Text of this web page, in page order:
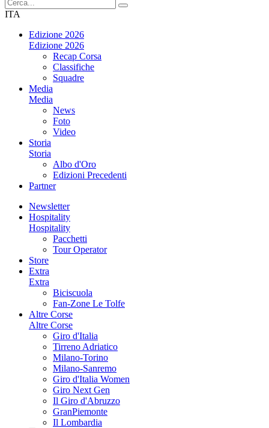
ITA
Edizione 2026
Edizione 2026
Recap Corsa
Classifiche
Squadre
Media
Media
News
Foto
Video
Storia
Storia
Albo d'Oro
Edizioni Precedenti
Partner
Newsletter
Hospitality
Hospitality
Pacchetti
Tour Operator
Store
Extra
Extra
Biciscuola
Fan-Zone Le Tolfe
Altre Corse
Altre Corse
Giro d'Italia
Tirreno Adriatico
Milano-Torino
Milano-Sanremo
Giro d'Italia Women
Giro Next Gen
Il Giro d'Abruzzo
GranPiemonte
Il Lombardia